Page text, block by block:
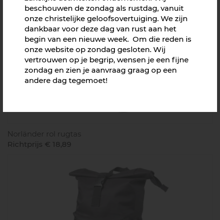
Norländer rol rugtas
Richtprijs € 18,89
beschouwen de zondag als rustdag, vanuit
onze christelijke geloofsovertuiging. We zijn
dankbaar voor deze dag van rust aan het
begin van een nieuwe week. Om die reden is
onze website op zondag gesloten. Wij
vertrouwen op je begrip, wensen je een fijne
zondag en zien je aanvraag graag op een
andere dag tegemoet!